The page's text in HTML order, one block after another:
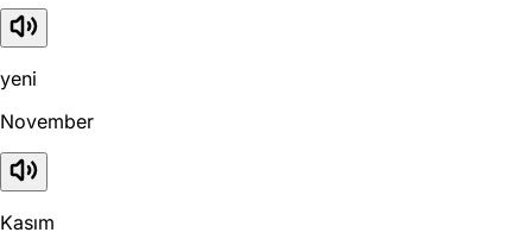
yeni
November
Kasım